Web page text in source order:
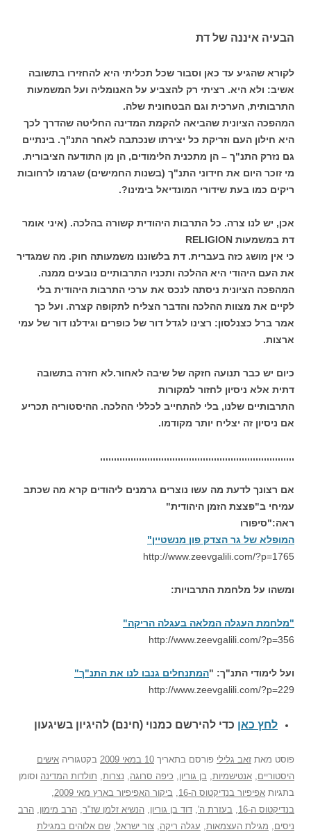
הבעיה איננה של דת
לקורא שהגיע עד כאן וסבור שכל תכליתי היא להחזירו בתשובה
אשיב: ולא היא. רציתי רק להצביע על האנומליה ועל המשמעות
התרבותית, הערכית וגם הבטחונית שלה.
המהפכה הציונית שהביאה להקמת המדינה החליטה שהדרך לכך
היא חילון העם וזריקת כל יצירתו שנכתבה לאחר התנ"ך. בינתיים
גם נזרק התנ"ך – הן מתכנית הלימודים, הן מן התודעה הציבורית.
מי זוכר היום את חידוני התנ"ך (בשנות החמישים) שגרמו לרחובות
ריקים כמו בעת שידורי המונדיאל בימינו?.
אכן, יש לנו צרה. כל התרבות היהודית קשורה בהלכה. (איני אומר
דת במשמעות RELIGION
כי אין מושג כזה בעברית. דת בלשוננו משמעותה חוק. מה שמגדיר
את העם היהודי היא ההלכה ותכניו התרבותיים נובעים ממנה.
המהפכה הציונית ניסתה לנכס את ערכי התרבות היהודית בלי
לקיים את מצוות ההלכה והדבר הצליח לתקופה קצרה. ועל כך
אמר ברל כצנלסון: רצינו לגדל דור של כופרים וגידלנו דור של עמי
ארצות.
כיום יש כבר תנועה חזקה של שיבה לאחור.לא חזרה בתשובה
דתית אלא ניסיון לחזור למקורות
התרבותיים שלנו, בלי להתחייב לכללי ההלכה. ההיסטוריה תכריע
אם ניסיון זה יצליח יותר מקודמו.
,,,,,,,,,,,,,,,,,,,,,,,,,,,,,,,,,,,,,,,,,,,,,,,,,,,,,,,,,,,,,,,,,,,,,,
אם רצונך לדעת מה עשו נוצרים גרמנים ליהודים קרא מה שכתב
עמיחי ב"פצצת הזמן היהודית"
ראה:"סיפורו
המופלא של גר הצדק פון מנשטיין"
http://www.zeevgalili.com/?p=1765
ומשהו על מלחמת התרבויות:
"מלחמת העגלה המלאה בעגלה הריקה"
http://www.zeevgalili.com/?p=356
ועל לימודי התנ"ך: "המתנחלים גנבו לנו את התנ"ך"
http://www.zeevgalili.com/?p=229
לחץ כאן כדי להירשם כמנוי (חינם) להיגיון בשיגעון
פוסט מאת זאב גלילי פורסם בתאריך 10 במאי 2009 בקטגוריה אישים
היסטוריים אנטישמיות בן גוריון כיפה סרוגה נצרות תולדות המדינה וסומן
בתגיות אפיפיור בנדיקטוס ה-16 ביקור האפיפיור בארץ מאי 2009
בנדיקטוס ה-16
בעזרת ה' דוד בן גוריון הנשיא זלמן שז"ר הרב מימון הרב
ניסים
מגילת העצמאות עגלה ריקה צור ישראל שם אלוהים במגילת